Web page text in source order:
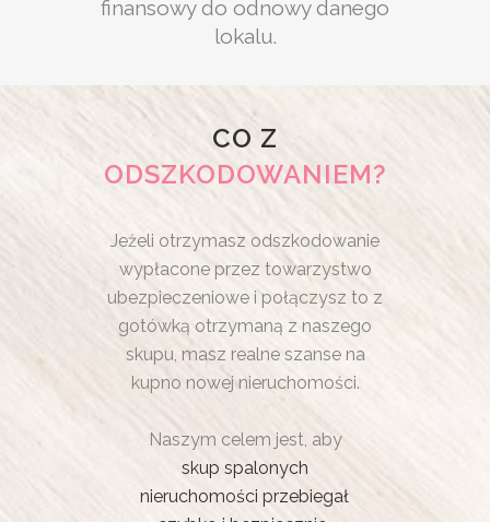
finansowy do odnowy danego
lokalu.
CO Z
ODSZKODOWANIEM?
Jeżeli otrzymasz odszkodowanie
wypłacone przez towarzystwo
ubezpieczeniowe i połączysz to z
gotówką otrzymaną z naszego
skupu, masz realne szanse na
kupno nowej nieruchomości.
Naszym celem jest, aby
skup spalonych
nieruchomości przebiegał